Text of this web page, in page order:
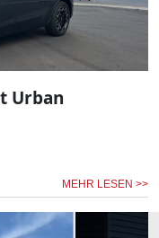
Urban
MEHR LESEN >>